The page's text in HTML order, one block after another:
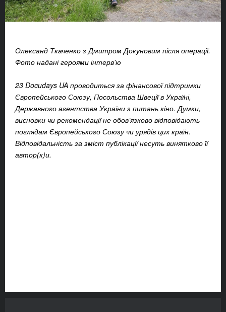
Олександ Ткаченко з Дмитром Докуновим після операції.
Фото надані героями інтерв'ю
23 Docudays UA проводиться за фінансової підтримки
Європейського Союзу, Посольства Швеції в Україні,
Державного агентства України з питань кіно. Думки,
висновки чи рекомендації не обов’язково відповідають
поглядам Європейського Союзу чи урядів цих країн.
Відповідальність за зміст публікації несуть винятково її
автор(к)и.